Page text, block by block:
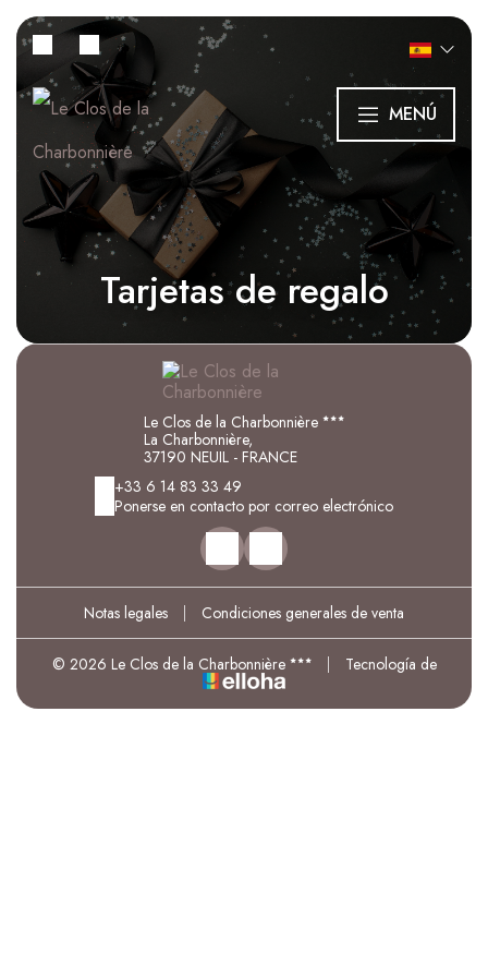
MENÚ
Tarjetas de regalo
Le Clos de la Charbonnière
La Charbonnière,
37190 NEUIL - FRANCE
+33 6 14 83 33 49
Ponerse en contacto por correo electrónico
Notas legales Condiciones generales de venta
© 2026 Le Clos de la Charbonnière Tecnología de